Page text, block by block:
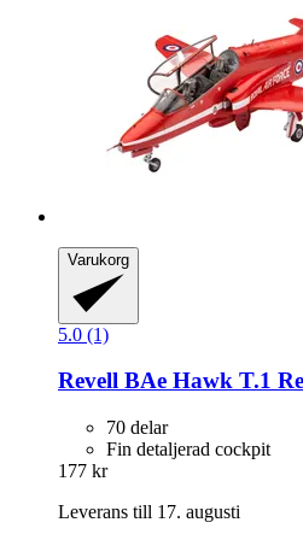
Varukorg
5.0 (1)
Revell BAe Hawk T.1
70 delar
Fin detaljerad cockpit
177 kr
Leverans till 17. augusti